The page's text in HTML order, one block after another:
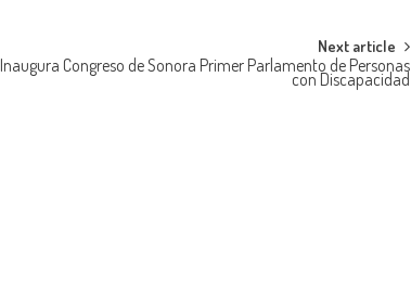
Next article
Inaugura Congreso de Sonora Primer Parlamento de Personas
con Discapacidad